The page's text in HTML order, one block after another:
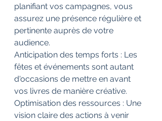
planifiant vos campagnes, vous
assurez une présence régulière et
pertinente auprès de votre
audience.
Anticipation des temps forts : Les
fêtes et événements sont autant
d'occasions de mettre en avant
vos livres de manière créative.
Optimisation des ressources : Une
vision claire des actions à venir